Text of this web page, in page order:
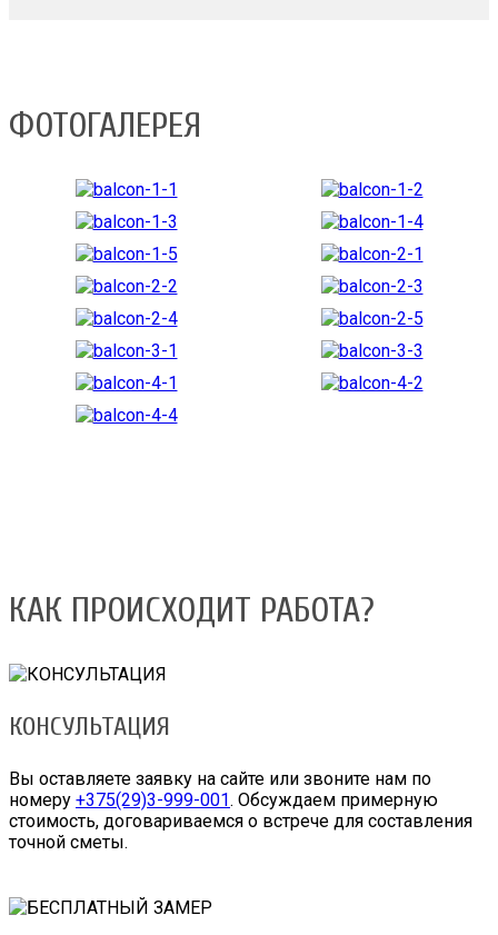
ФОТОГАЛЕРЕЯ
КАК ПРОИСХОДИТ РАБОТА?
КОНСУЛЬТАЦИЯ
Вы оставляете заявку на сайте или звоните нам по
номеру +375(29)3-999-001. Обсуждаем примерную
стоимость, договариваемся о встрече для составления
точной сметы.